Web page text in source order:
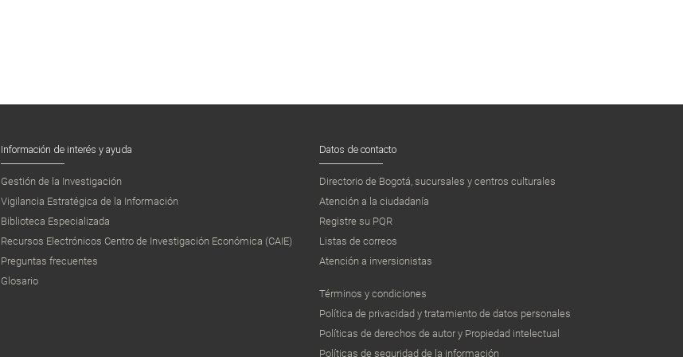
Información de interés y ayuda
Gestión de la Investigación
Vigilancia Estratégica de la Información
Biblioteca Especializada
Recursos Electrónicos Centro de Investigación Económica (CAIE)
Preguntas frecuentes
Glosario
Datos de contacto
Directorio de Bogotá, sucursales y centros culturales
Atención a la ciudadanía
Registre su PQR
Listas de correos
Atención a inversionistas
Términos y condiciones
Política de privacidad y tratamiento de datos personales
Políticas de derechos de autor y Propiedad intelectual
Políticas de seguridad de la información